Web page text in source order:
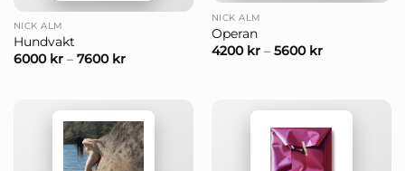
NICK ALM
Hundvakt
6000 kr– 7600 kr
NICK ALM
Operan
4200 kr– 5600 kr